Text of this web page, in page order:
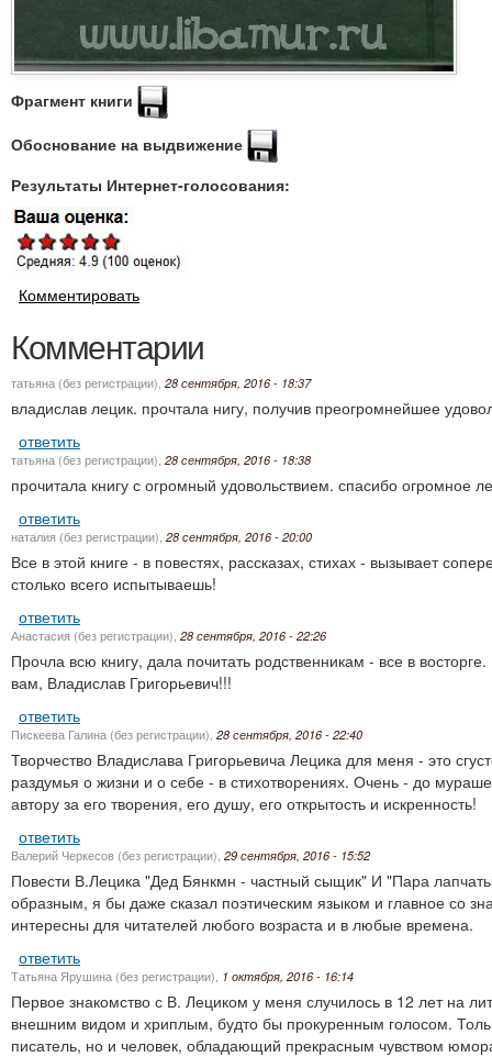
Фрагмент книги
Обоснование на выдвижение
Результаты Интернет-голосования:
Комментировать
Комментарии
татьяна (без регистрации) 28 сентября, 2016 - 18:37
владислав лецик. прочтала нигу, получив преогромнейшее
ответить
татьяна (без регистрации) 28 сентября, 2016 - 18:38
прочитала книгу с огромный удовольствием. спасибо огромное
ответить
наталия (без регистрации) 28 сентября, 2016 - 20:00
Все в этой книге - в повестях, рассказах, стихах - вызывает
столько всего испытываешь!
ответить
Анастасия (без регистрации) 28 сентября, 2016 - 22:26
Прочла всю книгу, дала почитать родственникам - все в
вам, Владислав Григорьевич!!!
ответить
Пискеева Галина (без регистрации) 28 сентября, 2016 - 22:40
Творчество Владислава Григорьевича Лецика для меня - это
раздумья о жизни и о себе - в стихотворениях. Очень - до
автору за его творения, его душу, его открытость и искренность!
ответить
Валерий Черкесов (без регистрации) 29 сентября, 2016 - 15:52
Повести В.Лецика "Дед Бянкмн - частный сыщик" И "Пара
образным, я бы даже сказал поэтическим языком и главное со
интересны для читателей любого возраста и в любые времена.
ответить
Татьяна Ярушина (без регистрации) 1 октября, 2016 - 16:14
Первое знакомство с В. Лециком у меня случилось в 12 лет на
внешним видом и хриплым, будто бы прокуренным голосом.
писатель, но и человек, обладающий прекрасным чувством